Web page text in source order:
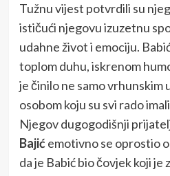
Tužnu vijest potvrdili su
ističući njegovu izuzetnu
udahne život i emociju.
toplom duhu, iskrenom
je činilo ne samo vrhunskim
osobom koju su svi rado
Njegov dugogodišnji
Bajićemotivno se oprostio
da je Babić bio čovjek koji